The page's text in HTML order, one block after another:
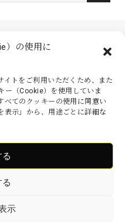
）の使用に
イトをご利用いただくため、また
ー（Cookie）を使用していま
べてのクッキーの使用に同意い
表示」から、用途ごとに詳細な
示
商が運営する公式のネットシ
アなどの商品を現地より無駄を
本店. All Rights Reserved.